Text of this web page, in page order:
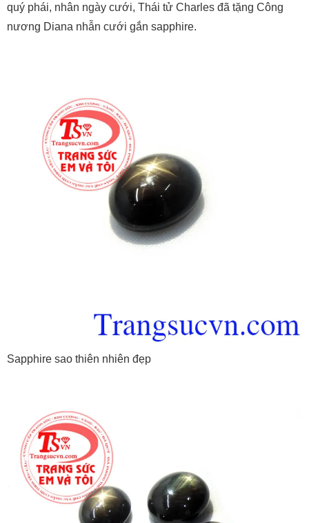
quý phái, nhân ngày cưới, Thái tử Charles đã tặng Công
nương Diana nhẫn cưới gắn sapphire.
Sapphire sao thiên nhiên đẹp